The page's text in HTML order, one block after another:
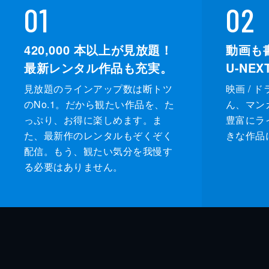
01
420,000 本以上が見放題！
最新レンタル作品も充実。
見放題のラインアップ数は断トツ
のNo.1。だから観たい作品を、た
っぷり、お得に楽しめます。ま
た、最新作のレンタルもぞくぞく
配信。もう、観たい気分を我慢す
る必要はありません。
02
動画も
U-
映画 / ド
ん、マン
豊富にラ
きな作